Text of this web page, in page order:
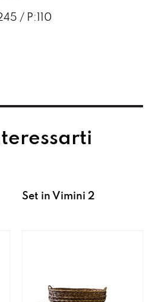
/ P:110
Set in Vimini 2